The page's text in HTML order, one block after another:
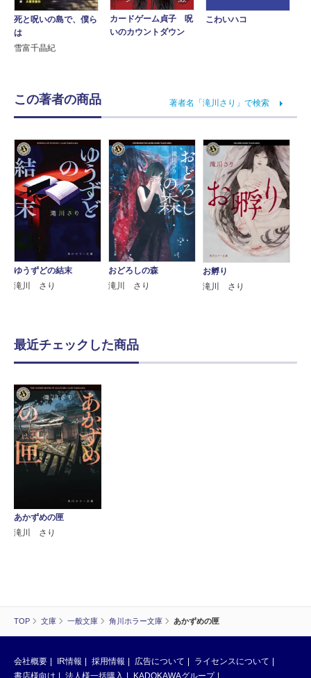
TOP 文庫 一般文庫 角川ホラー文庫 あかずめの匣
死と呪いの島で、僕ら
は
雪富千晶紀
カードゲーム貞子 呪
いのカウントダウン
こわいハコ
この著者の商品 著者名「滝川さり」で検索
ゆうずどの結末
滝川 さり
おどろしの森
滝川 さり
お孵り
滝川 さり
最近チェックした商品
あかずめの匣
滝川 さり
会社概要 IR情報 採用情報 広告について
ライセンスについて
書店様向け
法人様一括購入 KADOKAWAグループ